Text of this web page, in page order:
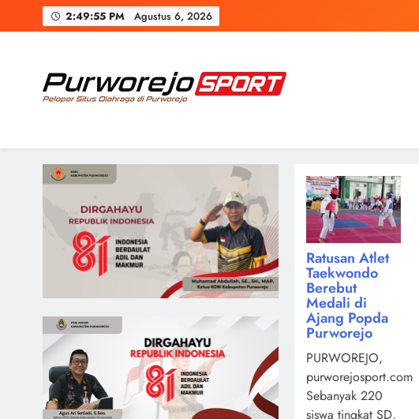
to
2:49:56 PM Agustus 6, 2026
Ratusan Atlet
Taekwondo
Berebut
Medali di
Ajang Popda
Purworejo
PURWOREJO,
purworejosport.com,
Sebanyak 220
siswa tingkat SD,